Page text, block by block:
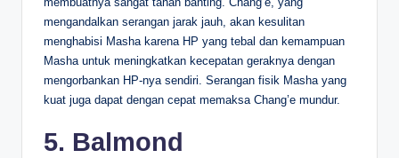
mengandalkan serangan jarak jauh, akan kesulitan
menghabisi Masha karena HP yang tebal dan kemampuan
Masha untuk meningkatkan kecepatan geraknya dengan
mengorbankan HP-nya sendiri. Serangan fisik Masha yang
kuat juga dapat dengan cepat memaksa Chang’e mundur.
5. Balmond